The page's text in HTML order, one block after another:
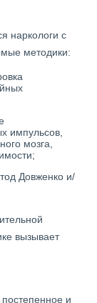
наркологи с
методики:
импульсов,
мозга,
Довженко и/
вызывает
и